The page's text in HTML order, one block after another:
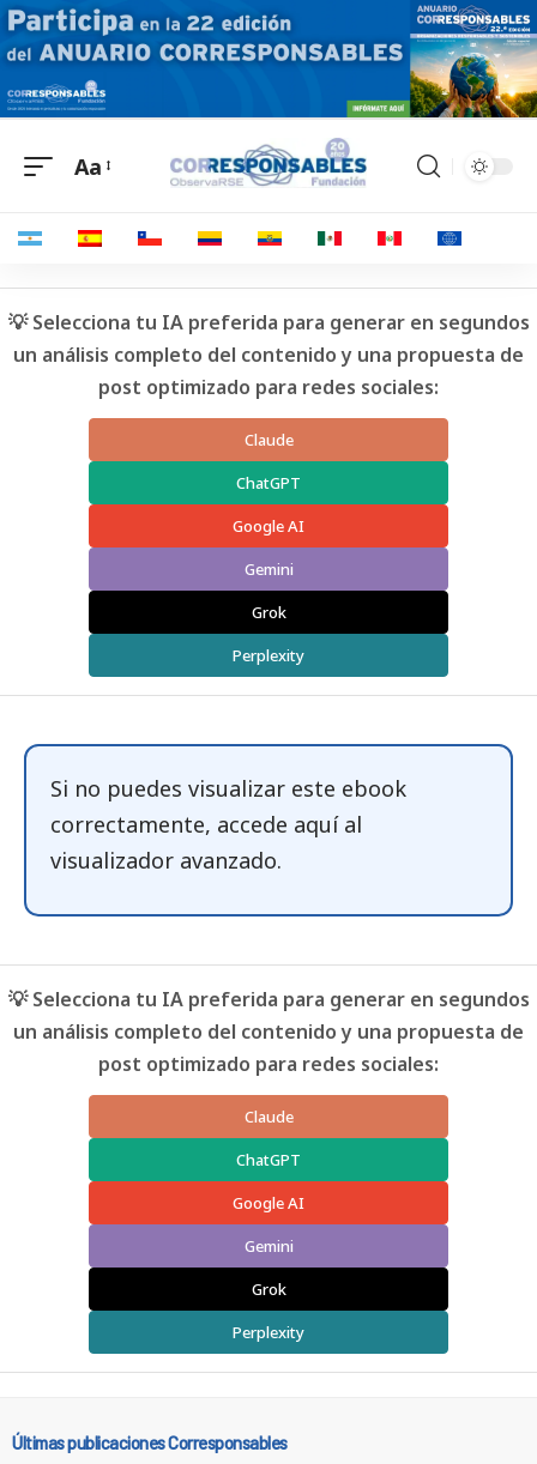
Aa
💡 Selecciona tu IA preferida para generar en segundos
un análisis completo del contenido y una propuesta de
post optimizado para redes sociales:
Claude
ChatGPT
Google AI
Gemini
Grok
Perplexity
Si no puedes visualizar este ebook
correctamente, accede aquíal
visualizador avanzado.
💡 Selecciona tu IA preferida para generar en segundos
un análisis completo del contenido y una propuesta de
post optimizado para redes sociales:
Claude
ChatGPT
Google AI
Gemini
Grok
Perplexity
Últimas publicaciones Corresponsables